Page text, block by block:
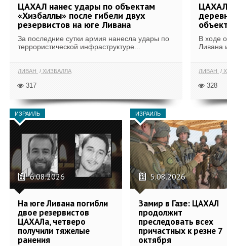
ЦАХАЛ нанес удары по объектам
«Хизбаллы» после гибели двух
резервистов на юге Ливана
За последние сутки армия нанесла удары по
террористической инфраструктуре...
ЛИВАН ХИЗБАЛЛА
317
В ходе
Ливана
ЛИВАН
328
ИЗРАИЛЬ
6.08.2026
На юге Ливана погибли
двое резервистов
ЦАХАЛа, четверо
получили тяжелые
ранения
ИЗРАИЛЬ
5.08.2026
Замир в Газе: ЦАХАЛ
продолжит
преследовать всех
причастных к резне 7
октября